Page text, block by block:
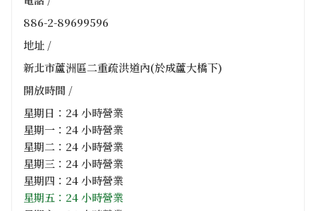
886-2-89699596
地址 /
新北市蘆洲區二重疏洪道內(於成蘆大橋下)
開放時間 /
星期日：24 小時營業
星期一：24 小時營業
星期二：24 小時營業
星期三：24 小時營業
星期四：24 小時營業
星期五：24 小時營業